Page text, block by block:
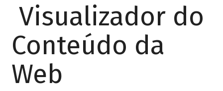
Visualizador do
Conteúdo da
Web